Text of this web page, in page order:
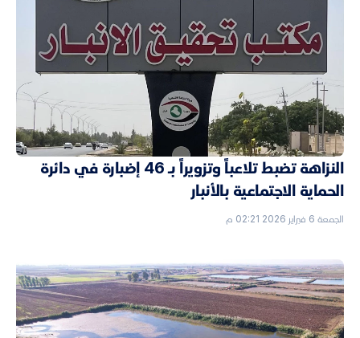
النزاهة تضبط تلاعباً وتزويراً بـ 46 إضبارة في دائرة
الحماية الاجتماعية بالأنبار
الجمعة 6 فبراير 2026 02:21 م